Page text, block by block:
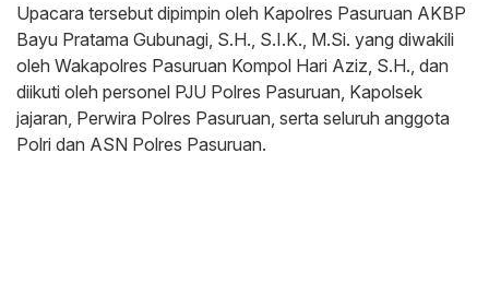
Upacara tersebut dipimpin oleh Kapolres Pasuruan AKBP
Bayu Pratama Gubunagi, S.H., S.I.K., M.Si. yang diwakili
oleh Wakapolres Pasuruan Kompol Hari Aziz, S.H., dan
diikuti oleh personel PJU Polres Pasuruan, Kapolsek
jajaran, Perwira Polres Pasuruan, serta seluruh anggota
Polri dan ASN Polres Pasuruan.